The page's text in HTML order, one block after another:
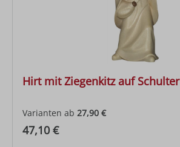
Hirt mit Ziegenkitz auf Schulter
Varianten ab 27,90 €
Regulärer Preis:
47,10 €